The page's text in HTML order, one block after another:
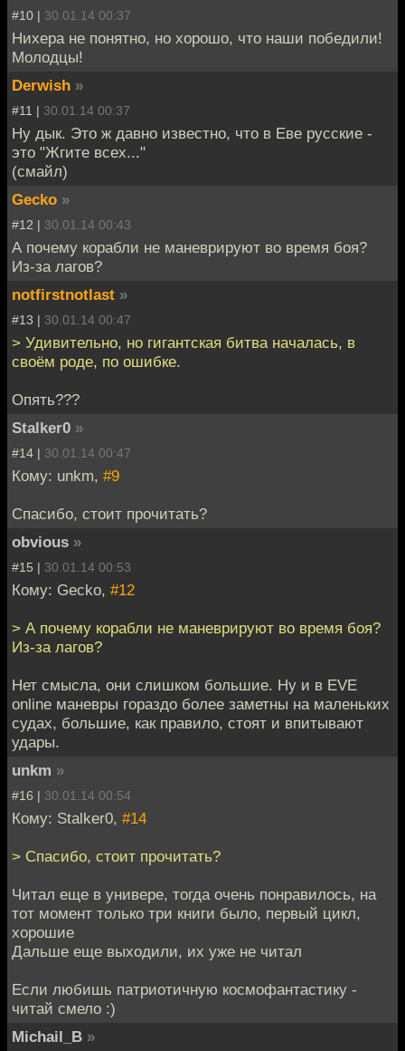
#10 | 30.01.14 00:37
Нихера не понятно, но хорошо, что наши победили!
Молодцы!
Derwish »
#11 | 30.01.14 00:37
Ну дык. Это ж давно известно, что в Еве русские -
это "Жгите всех..."
(смайл)
Gecko »
#12 | 30.01.14 00:43
А почему корабли не маневрируют во время боя?
Из-за лагов?
notfirstnotlast »
#13 | 30.01.14 00:47
> Удивительно, но гигантская битва началась, в
своём роде, по ошибке.
Опять???
Stalker0 »
#14 | 30.01.14 00:47
Кому: unkm, #9
Спасибо, стоит прочитать?
obvious »
#15 | 30.01.14 00:53
Кому: Gecko, #12
> А почему корабли не маневрируют во время боя?
Из-за лагов?
Нет смысла, они слишком большие. Ну и в EVE
online маневры гораздо более заметны на маленьких
судах, большие, как правило, стоят и впитывают
удары.
unkm »
#16 | 30.01.14 00:54
Кому: Stalker0, #14
> Спасибо, стоит прочитать?
Читал еще в универе, тогда очень понравилось, на
тот момент только три книги было, первый цикл,
хорошие
Дальше еще выходили, их уже не читал
Если любишь патриотичную космофантастику -
читай смело :)
Michail_B »